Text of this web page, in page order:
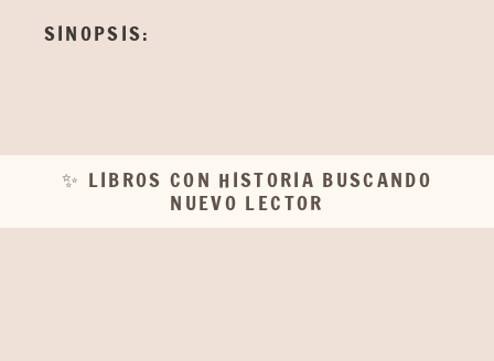
SINOPSIS:
✨ LIBROS CON HISTORIA BUSCANDO
NUEVO LECTOR